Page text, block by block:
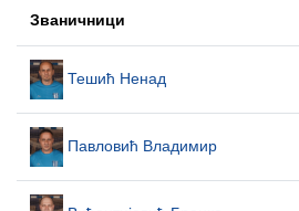
Званичници
Тешић Ненад
Павловић Владимир